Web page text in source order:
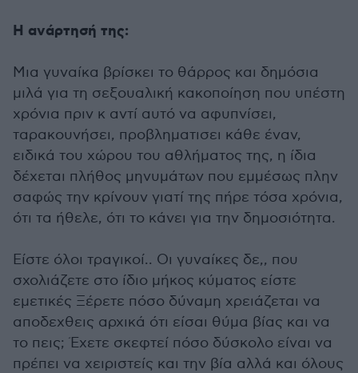
Η ανάρτησή της:
Μια γυναίκα βρίσκει το θάρρος και δημόσια
μιλά για τη σεξουαλική κακοποίηση που υπέστη
χρόνια πριν κ αντί αυτό να αφυπνίσει,
ταρακουνήσει, προβληματισει κάθε έναν,
ειδικά του χώρου του αθλήματος της, η ίδια
δέχεται πλήθος μηνυμάτων που εμμέσως πλην
σαφώς την κρίνουν γιατί της πήρε τόσα χρόνια,
ότι τα ήθελε, ότι το κάνει για την δημοσιότητα.
Είστε όλοι τραγικοί.. Οι γυναίκες δε,, που
σχολιάζετε στο ίδιο μήκος κύματος είστε
εμετικές Ξέρετε πόσο δύναμη χρειάζεται να
αποδεχθεις αρχικά ότι είσαι θύμα βίας και να
το πεις; Έχετε σκεφτεί πόσο δύσκολο είναι να
πρέπει να χειριστείς και την βία αλλά και όλους